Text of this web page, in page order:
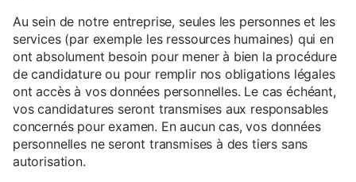
Au sein de notre entreprise, seules les personnes et les
services (par exemple les ressources humaines) qui en
ont absolument besoin pour mener à bien la procédure
de candidature ou pour remplir nos obligations légales
ont accès à vos données personnelles. Le cas échéant,
vos candidatures seront transmises aux responsables
concernés pour examen. En aucun cas, vos données
personnelles ne seront transmises à des tiers sans
autorisation.